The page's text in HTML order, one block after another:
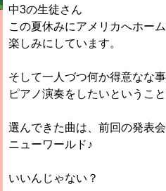
中3の生徒さん
この夏休みにアメリカへホー
楽しみにしています。
そして一人づつ何か得意なな
ピアノ演奏をしたいというこ
選んできた曲は、前回の発表
ニューワールド♪
いいんじゃない？